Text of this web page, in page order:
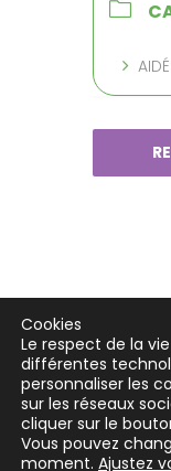
Cookies
Le respect de la
différentes
personnaliser les
sur les réseaux
cliquer sur le
Vous pouvez
moment. Ajustez